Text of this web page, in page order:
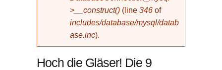
>__construct() (line 346 of
includes/database/mysql/datab
ase.inc).
Hoch die Gläser! Die 9